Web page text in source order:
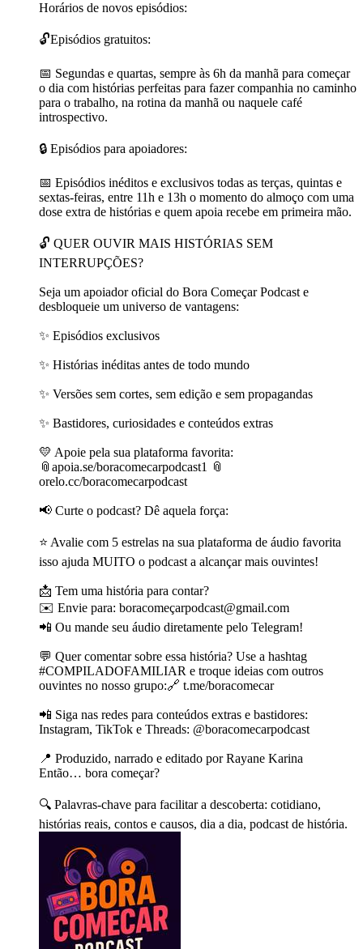
Horários de novos episódios:
🔓Episódios gratuitos:
📅 Segundas e quartas, sempre às 6h da manhã para começar
o dia com histórias perfeitas para fazer companhia no caminho
para o trabalho, na rotina da manhã ou naquele café
introspectivo.
🔒 Episódios para apoiadores:
📅 Episódios inéditos e exclusivos todas as terças, quintas e
sextas-feiras, entre 11h e 13h o momento do almoço com uma
dose extra de histórias e quem apoia recebe em primeira mão.
🔓 QUER OUVIR MAIS HISTÓRIAS SEM
INTERRUPÇÕES?
Seja um apoiador oficial do Bora Começar Podcast e
desbloqueie um universo de vantagens:
✨ Episódios exclusivos
✨ Histórias inéditas antes de todo mundo
✨ Versões sem cortes, sem edição e sem propagandas
✨ Bastidores, curiosidades e conteúdos extras
💛 Apoie pela sua plataforma favorita:
📎apoia.se/boracomecarpodcast1 📎
orelo.cc/boracomecarpodcast
📢 Curte o podcast? Dê aquela força:
⭐ Avalie com 5 estrelas na sua plataforma de áudio favorita
isso ajuda MUITO o podcast a alcançar mais ouvintes!
📩 Tem uma história para contar?
✉️ Envie para: boracomeçarpodcast@gmail.com
📲 Ou mande seu áudio diretamente pelo Telegram!
💬 Quer comentar sobre essa história? Use a hashtag
#COMPILADOFAMILIAR e troque ideias com outros
ouvintes no nosso grupo:🔗 t.me/boracomecar
📲 Siga nas redes para conteúdos extras e bastidores:
Instagram, TikTok e Threads: @boracomecarpodcast
📍 Produzido, narrado e editado por Rayane Karina
Então… bora começar?
🔍 Palavras-chave para facilitar a descoberta: cotidiano,
histórias reais, contos e causos, dia a dia, podcast de história.